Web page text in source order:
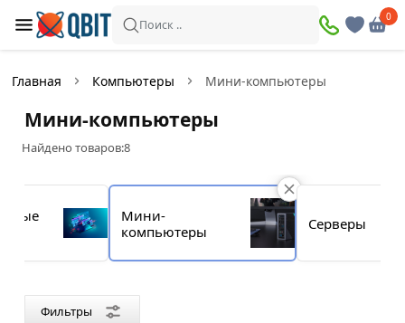
Поиск ..
0
Главная Компьютеры Мини-компьютеры
Мини-компьютеры
Найдено товаров:8
Мини-
компьютеры
Серверы
Фильтры
Фильтры
наличии
скидкой
Бренд